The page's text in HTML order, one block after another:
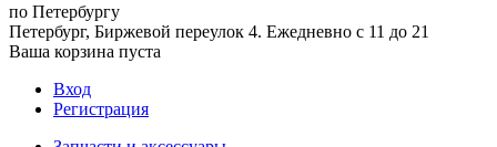
по Петербургу
Петербург, Биржевой переулок 4. Ежедневно с 11 до 21
Ваша корзина пуста
Вход
Регистрация